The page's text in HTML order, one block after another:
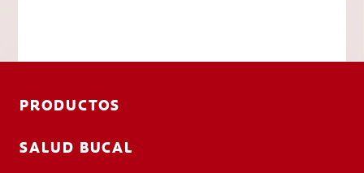
PRODUCTOS
SALUD BUCAL